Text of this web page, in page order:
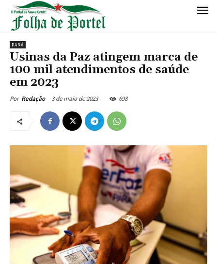
PARÁ
Usinas da Paz atingem marca de
100 mil atendimentos de saúde
em 2023
Por Redação 3 de maio de 2023 698